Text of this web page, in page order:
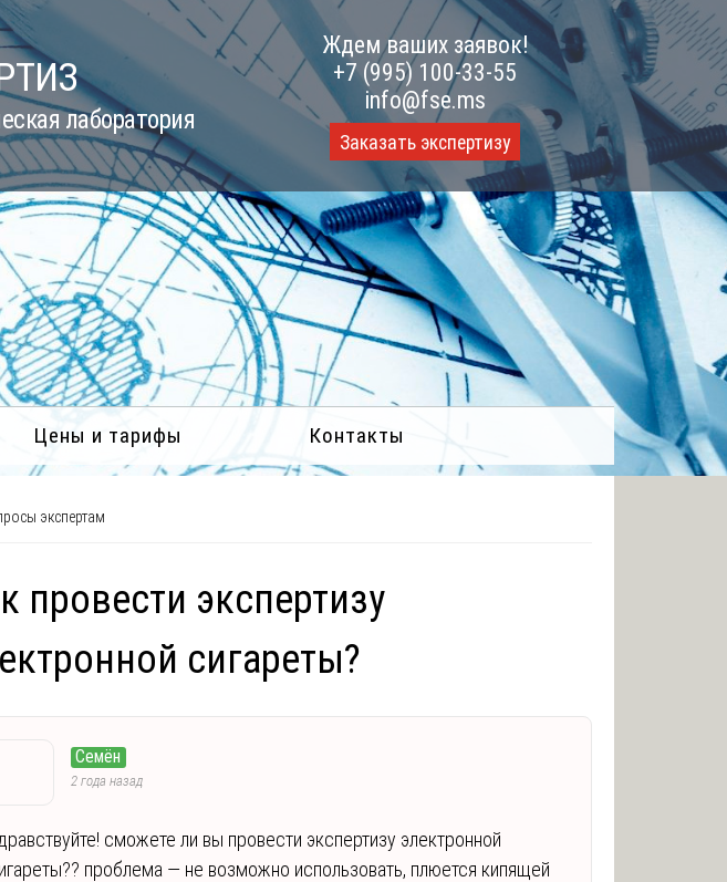
лаборатория
Ждем ваших заявок!
+7 (995) 100-33-55
info@fse.ms
Заказать экспертизу
Цены и тарифы Контакты
экспертам
провести экспертизу
сигареты?
Семён
2 года назад
сможете ли вы провести экспертизу электронной
проблема — не возможно использовать, плюется кипящей